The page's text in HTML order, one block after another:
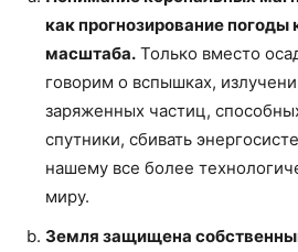
как прогнозирование погоды
масштаба. Только вместо
говорим о вспышках,
заряженных частиц,
спутники, сбивать
нашему все более
миру.
Земля защищена